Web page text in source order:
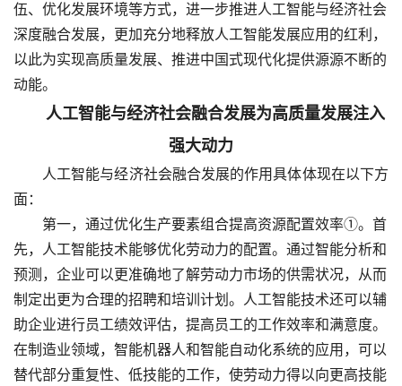
伍、优化发展环境等方式，进一步推进人工智能与经济社会
深度融合发展，更加充分地释放人工智能发展应用的红利，
以此为实现高质量发展、推进中国式现代化提供源源不断的
动能。
人工智能与经济社会融合发展为高质量发展注入
强大动力
人工智能与经济社会融合发展的作用具体体现在以下方
面：
第一，通过优化生产要素组合提高资源配置效率①。首
先，人工智能技术能够优化劳动力的配置。通过智能分析和
预测，企业可以更准确地了解劳动力市场的供需状况，从而
制定出更为合理的招聘和培训计划。人工智能技术还可以辅
助企业进行员工绩效评估，提高员工的工作效率和满意度。
在制造业领域，智能机器人和智能自动化系统的应用，可以
替代部分重复性、低技能的工作，使劳动力得以向更高技能